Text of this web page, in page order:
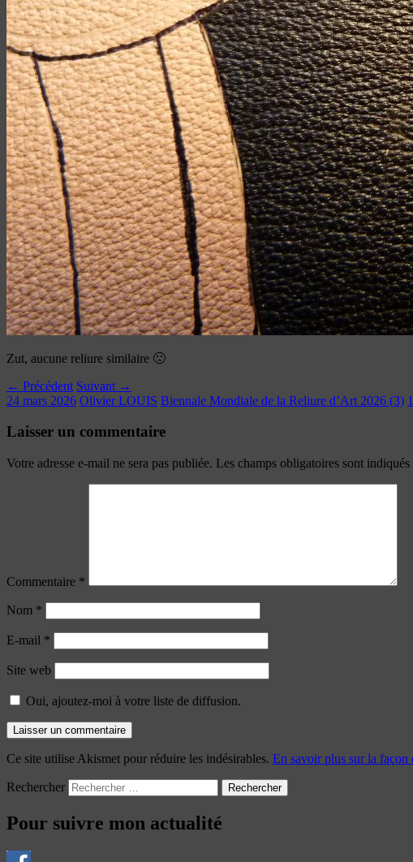
Zut, aucune reliure similaire 🙁
← Précédent Suivant →
24 mars 2026 Olivier LOUIS Biennale Mondiale de la Reliure d’Art 2026 (3)
Laisser un commentaire
Votre adresse e-mail ne sera pas publiée. Les champs obligatoires sont indiqués
Commentaire *
Nom *
E-mail *
Site web
Oui, ajoutez-moi à votre liste de diffusion.
Ce site utilise Akismet pour réduire les indésirables. En savoir plus sur la façon
Rechercher
Pour suivre mon actualité